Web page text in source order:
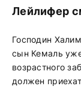
Лейлифер
Господин
сын Кемаль
возрастного
должен